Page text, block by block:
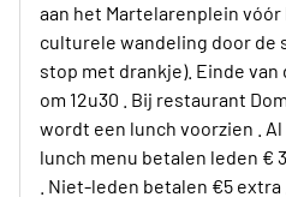
aan het Martelarenplein
culturele wandeling door de
stop met drankje). Einde
om 12u30 . Bij restaurant
wordt een lunch voorzien .
lunch menu betalen leden €
. Niet-leden betalen €5